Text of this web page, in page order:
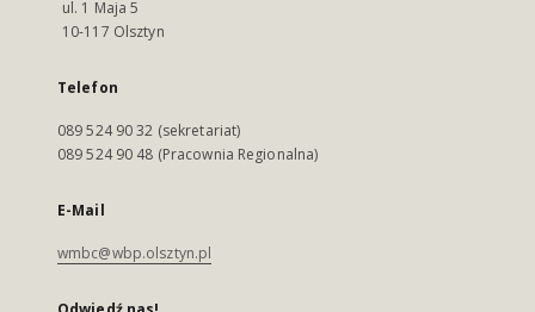
ul. 1 Maja 5
10-117 Olsztyn
Telefon
089 524 90 32 (sekretariat)
089 524 90 48 (Pracownia Regionalna)
E-Mail
wmbc@wbp.olsztyn.pl